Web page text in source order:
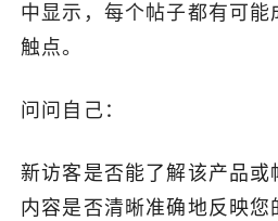
中显示，每个帖子都有可
触点。
问问自己：
新访客是否能了解该产品或
内容是否清晰准确地反映您